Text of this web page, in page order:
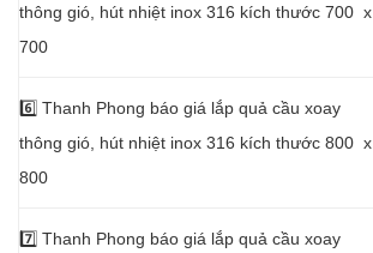
thông gió, hút nhiệt inox 316 kích thước 700 x
700
6️⃣ Thanh Phong báo giá lắp quả cầu xoay
thông gió, hút nhiệt inox 316 kích thước 800 x
800
7️⃣ Thanh Phong báo giá lắp quả cầu xoay